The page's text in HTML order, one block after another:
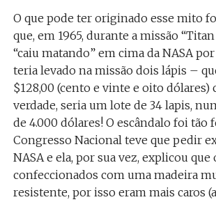
O que pode ter originado esse mito
que, em 1965, durante a missão
“caiu matando” em cima da NASA
teria levado na missão dois lápis –
$128,00 (cento e vinte e oito dólares)
verdade, seria um lote de 34 lapis,
de 4.000 dólares! O escândalo foi tão
Congresso Nacional teve que pedir
NASA e ela, por sua vez, explicou
confeccionados com uma madeira
resistente, por isso eram mais caros